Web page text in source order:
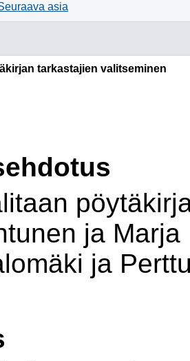
asia
tarkastajien valitseminen
ja
ja